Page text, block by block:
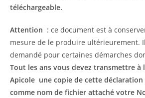
téléchargeable.
Attention : ce document est à
mesure de le produire ultérieurement.
demandé pour certaines démarches
Tout les ans vous devez transmettre à
Apicole une copie de cette déclaration
comme nom de fichier attaché votre